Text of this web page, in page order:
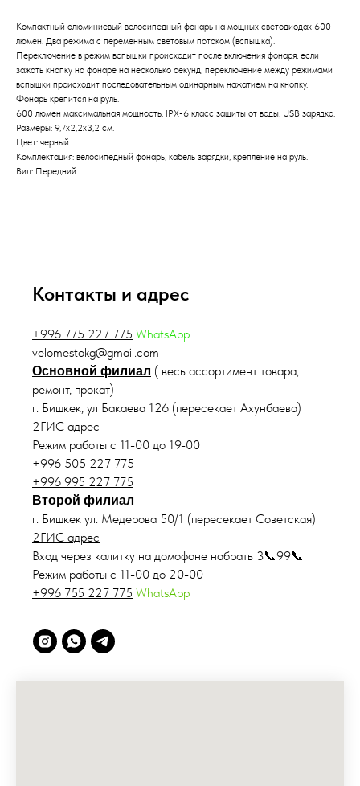
Компактный алюминиевый велосипедный фонарь на мощных светодиодах 600
люмен. Два режима с переменным световым потоком (вспышка).
Переключение в режим вспышки происходит после включения фонаря, если
зажать кнопку на фонаре на несколько секунд, переключение между режимами
вспышки происходит последовательным одинарным нажатием на кнопку.
Фонарь крепится на руль.
600 люмен максимальная мощность. IPX-6 класс защиты от воды. USB зарядка.
Размеры: 9,7х2,2х3,2 см.
Цвет: черный.
Комплектация: велосипедный фонарь, кабель зарядки, крепление на руль.
Вид: Передний
Контакты и адрес
+996 775 227 775 WhatsApp
velomestokg@gmail.com
Основной филиал ( весь ассортимент товара,
ремонт, прокат)
г. Бишкек, ул Бакаева 126 (пересекает Ахунбаева)
2ГИС адрес
Режим работы с 11-00 до 19-00
+996 505 227 775
+996 995 227 775
Второй филиал
г. Бишкек ул. Медерова 50/1 (пересекает Советская)
2ГИС адрес
Вход через калитку на домофоне набрать 3📞99📞
Режим работы с 11-00 до 20-00
+996 755 227 775 WhatsApp